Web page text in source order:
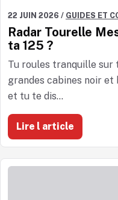
22 JUIN 2026 / GUIDES ET
Radar Tourelle
ta 125 ?
Tu roules tranquille sur
grandes cabines noir
et tu te dis...
Lire l article